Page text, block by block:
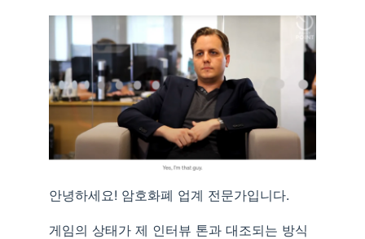
안녕하세요! 암호화폐 업계 전문가입니다.
게임의 상태가 제 인터뷰 톤과 대조되는 방식